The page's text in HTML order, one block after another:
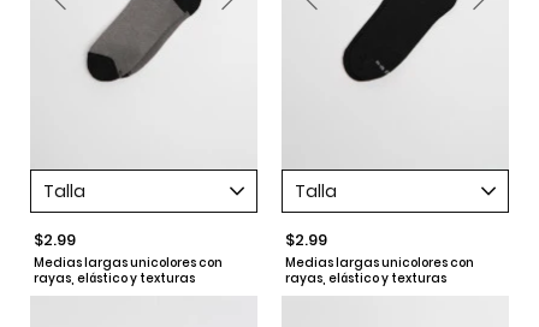
Talla
$2.99
Medias largas unicolores con
rayas, elástico y texturas
Talla
$2.99
Medias largas unicolores con
rayas, elástico y texturas